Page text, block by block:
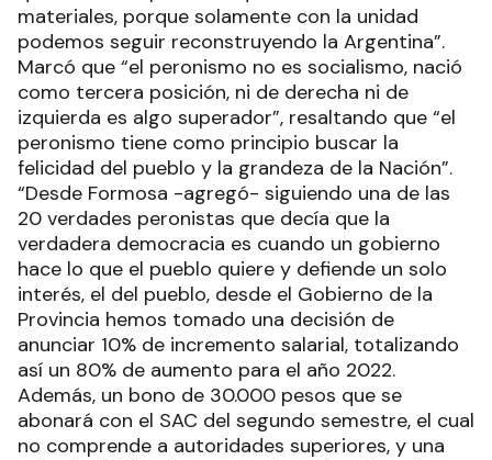
materiales, porque solamente con la unidad
podemos seguir reconstruyendo la Argentina”.
Marcó que “el peronismo no es socialismo, nació
como tercera posición, ni de derecha ni de
izquierda es algo superador”, resaltando que “el
peronismo tiene como principio buscar la
felicidad del pueblo y la grandeza de la Nación”.
“Desde Formosa -agregó- siguiendo una de las
20 verdades peronistas que decía que la
verdadera democracia es cuando un gobierno
hace lo que el pueblo quiere y defiende un solo
interés, el del pueblo, desde el Gobierno de la
Provincia hemos tomado una decisión de
anunciar 10% de incremento salarial, totalizando
así un 80% de aumento para el año 2022.
Además, un bono de 30.000 pesos que se
abonará con el SAC del segundo semestre, el cual
no comprende a autoridades superiores, y una